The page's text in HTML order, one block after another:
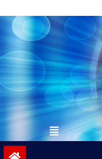
to
contentvinivida.lk